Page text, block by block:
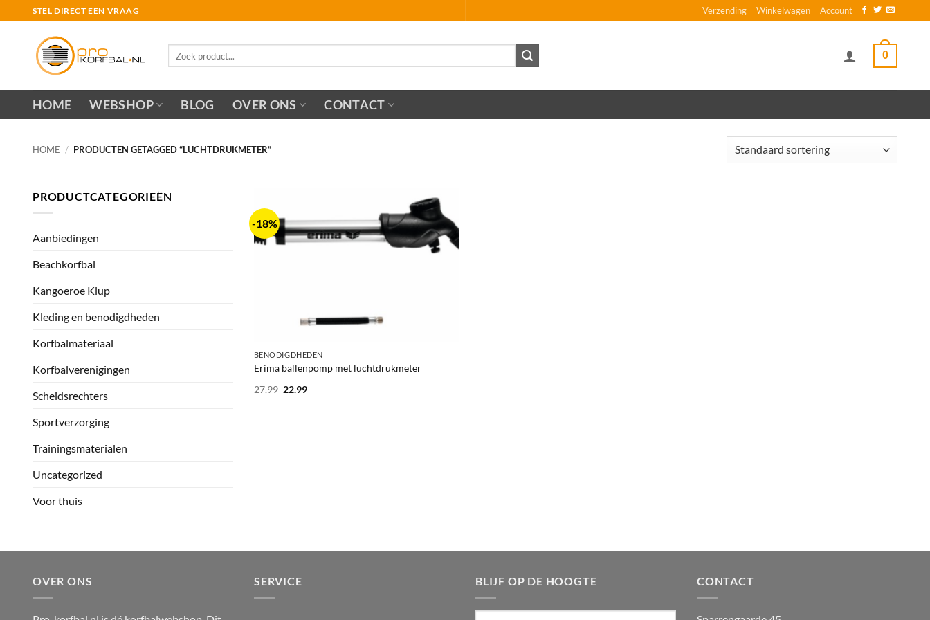
naar
STEL DIRECT EEN VRAAG Verzending Winkelwagen Account
0
HOME WEBSHOP BLOG OVER ONS CONTACT
HOME / PRODUCTEN GETAGGED “LUCHTDRUKMETER”
PRODUCTCATEGORIEËN
Aanbiedingen
Beachkorfbal
Kangoeroe Klup
Kleding en benodigdheden
Korfbalmateriaal
Korfbalverenigingen
Scheidsrechters
Sportverzorging
Trainingsmaterialen
Uncategorized
Voor thuis
-18%
BENODIGDHEDEN
Erima ballenpomp met luchtdrukmeter
27.99 Oorspronkelijke
22.99Huidige
OVER ONS SERVICE BLIJF OP DE HOOGTE CONTACT